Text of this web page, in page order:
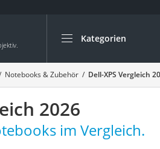
Kategorien
Die beliebtesten
Elektronik
Powerstation
Monitor 32 Zoll 4K
Fernseher
Notebooks & Zubehör Dell-XPS Vergleich
2026
im Vergleich.